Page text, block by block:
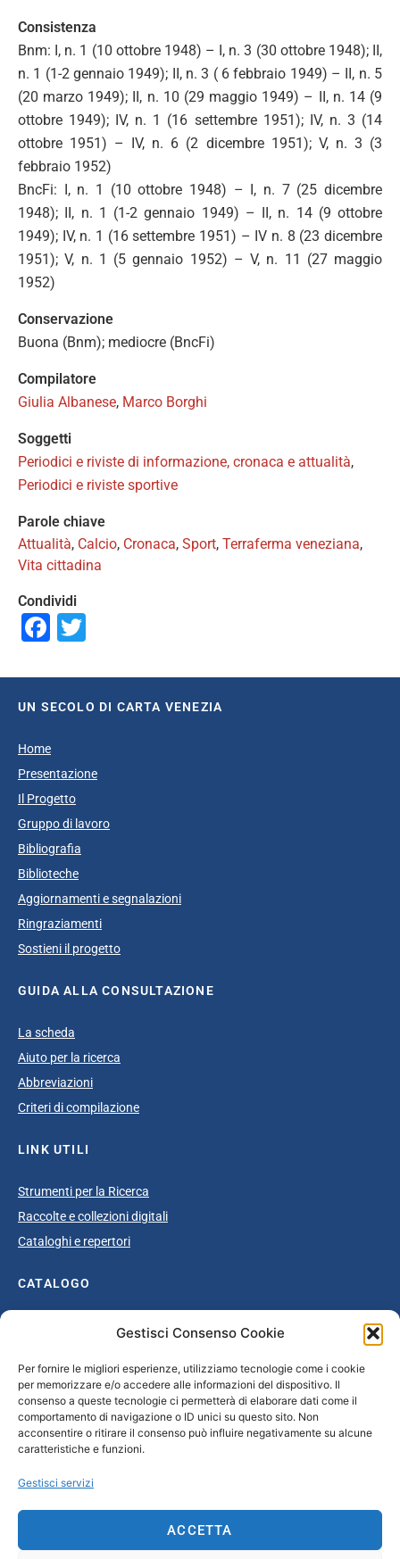
Gestisci Consenso Cookie
Per fornire le migliori esperienze, utilizziamo tecnologie come i cookie
per memorizzare e/o accedere alle informazioni del dispositivo. Il
consenso a queste tecnologie ci permetterà di elaborare dati come il
comportamento di navigazione o ID unici su questo sito. Non
acconsentire o ritirare il consenso può influire negativamente su alcune
caratteristiche e funzioni.
Gestisci servizi
ACCETTA
Consistenza
Bnm: I, n. 1 (10 ottobre 1948) – I, n. 3 (30 ottobre 1948); II,
n. 1 (1-2 gennaio 1949); II, n. 3 ( 6 febbraio 1949) – II, n. 5
(20 marzo 1949); II, n. 10 (29 maggio 1949) – II, n. 14 (9
ottobre 1949); IV, n. 1 (16 settembre 1951); IV, n. 3 (14
ottobre 1951) – IV, n. 6 (2 dicembre 1951); V, n. 3 (3
febbraio 1952)
BncFi: I, n. 1 (10 ottobre 1948) – I, n. 7 (25 dicembre
1948); II, n. 1 (1-2 gennaio 1949) – II, n. 14 (9 ottobre
1949); IV, n. 1 (16 settembre 1951) – IV n. 8 (23 dicembre
1951); V, n. 1 (5 gennaio 1952) – V, n. 11 (27 maggio
1952)
Conservazione
Buona (Bnm); mediocre (BncFi)
Compilatore
Giulia Albanese, Marco Borghi
Soggetti
Periodici e riviste di informazione, cronaca e attualità,
Periodici e riviste sportive
Parole chiave
Attualità, Calcio, Cronaca, Sport, Terraferma veneziana,
Vita cittadina
Condividi
Facebook
UN SECOLO DI CARTA VENEZIA
Home
Presentazione
Il Progetto
Gruppo di lavoro
Bibliografia
Biblioteche
Aggiornamenti e segnalazioni
Ringraziamenti
Sostieni il progetto
GUIDA ALLA CONSULTAZIONE
La scheda
Aiuto per la ricerca
Abbreviazioni
Criteri di compilazione
LINK UTILI
Strumenti per la Ricerca
Raccolte e collezioni digitali
Cataloghi e repertori
CATALOGO
Catalogo completo
Età giolittiana
Grande Guerra e dopoguerra
Fascismo
Repubblica Sociale Italiana
CONTATTI